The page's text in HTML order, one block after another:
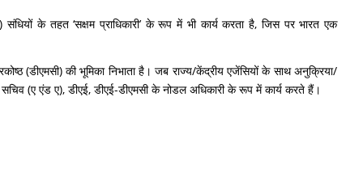
संधियों के तहत ‘सक्षम प्राधिकारी’ के रूप में भी कार्य करता है, जिस पर भारत एक
(डीएमसी) की भूमिका निभाता है। जब राज्य/केंद्रीय एजेंसियों के साथ अनुक्रिया/
(ए एंड ए), डीएई, डीएई-डीएमसी के नोडल अधिकारी के रूप में कार्य करते हैं।